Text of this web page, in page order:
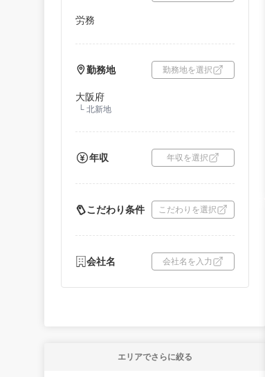
労務
勤務地 勤務地を選択
大阪府
└ 北新地
年収 年収を選択
こだわり条件 こだわりを選択
会社名 会社名を入力
エリアでさらに絞る